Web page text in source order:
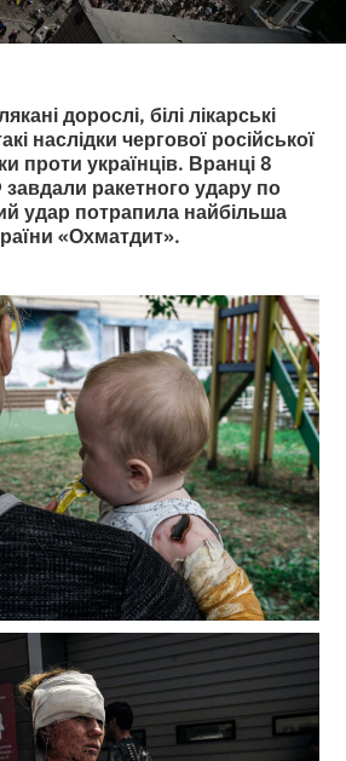
дорослі, білі лікарські
наслідки чергової російської
проти українців. Вранці 8
ракетного удару по
удар потрапила найбільша
«Охматдит».